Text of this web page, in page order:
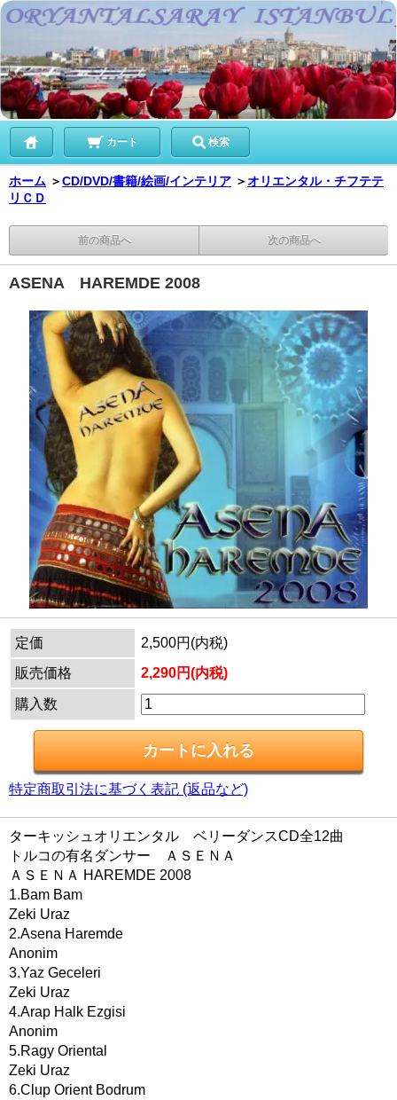
カート 検索
ホーム ＞CD/DVD/書籍/絵画/インテリア ＞オリエンタル・チフテテ
リＣＤ
前の商品へ 次の商品へ
ASENA HAREMDE 2008
定価
2,500円(内税)
販売価格
2,290円(内税)
購入数
特定商取引法に基づく表記 (返品など)
ターキッシュオリエンタル ベリーダンスCD全12曲
トルコの有名ダンサー ＡＳＥＮＡ
ＡＳＥＮＡ HAREMDE 2008
1.Bam Bam
Zeki Uraz
2.Asena Haremde
Anonim
3.Yaz Geceleri
Zeki Uraz
4.Arap Halk Ezgisi
Anonim
5.Ragy Oriental
Zeki Uraz
6.Clup Orient Bodrum